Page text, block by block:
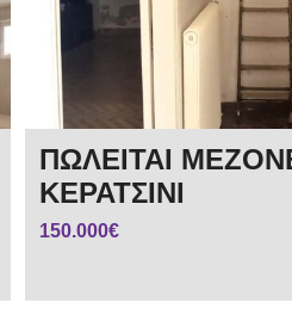
ΠΩΛΕΙΤΑΙ
ΚΕΡΑΤΣΙΝΙ
150.000€